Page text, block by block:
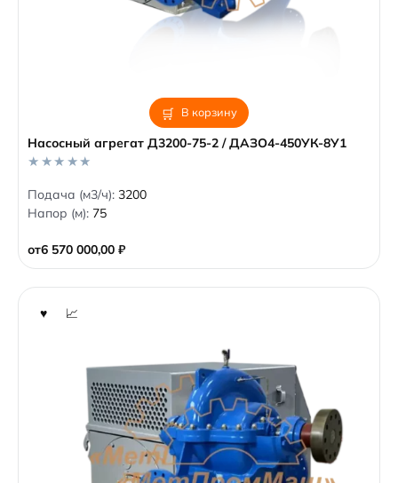
В корзину
Насосный агрегат Д3200-75-2 / ДАЗО4-450УК-8У1
от6 570 000,00 ₽
0
o
u
f
5
Подача (м3/ч): 3200
Напор (м): 75